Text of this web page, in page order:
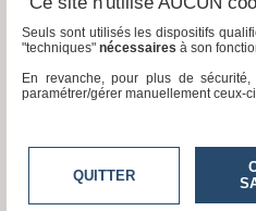
Page 1 / 20
tvlocale.fr
Contactez-nous
Seuls sont utilisés les dispositifs
"techniques" nécessaires à son
En revanche, pour plus de
paramétrer/gérer manuellement ceux-
QUITTER